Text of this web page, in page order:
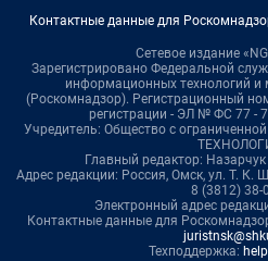
Контактные данные для
Сетевое издание
Зарегистрировано Федеральной
информационных технологий
(Роскомнадзор). Регистрационный
регистрации - ЭЛ № ФС 77 -
Учредитель: Общество с
Главный редактор:
Адрес редакции: Россия, Омск, ул. Т. К.
8 (3812) 38-
Электронный адрес
Контактные данные для
Техподдержка: